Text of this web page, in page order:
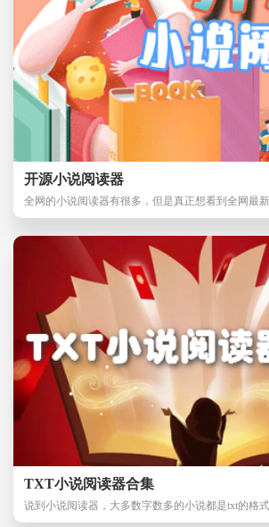
开源小说阅读器
全网的小说阅读器有很多，但是真正想看到全网最
TXT小说阅读器合集
说到小说阅读器，大多数字数多的小说都是txt的格